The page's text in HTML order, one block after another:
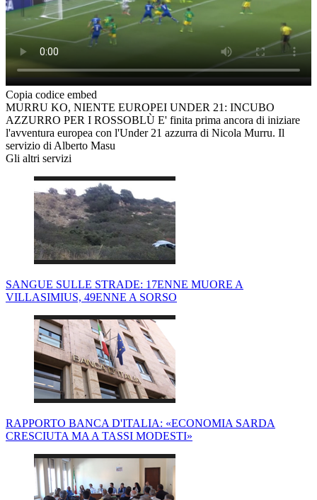
Copia codice embed
MURRU KO, NIENTE EUROPEI UNDER 21: INCUBO
AZZURRO PER I ROSSOBLÙ E' finita prima ancora di iniziare
l'avventura europea con l'Under 21 azzurra di Nicola Murru. Il
servizio di Alberto Masu
Gli altri servizi
SANGUE SULLE STRADE: 17ENNE MUORE A
VILLASIMIUS, 49ENNE A SORSO
RAPPORTO BANCA D'ITALIA: «ECONOMIA SARDA
CRESCIUTA MA A TASSI MODESTI»